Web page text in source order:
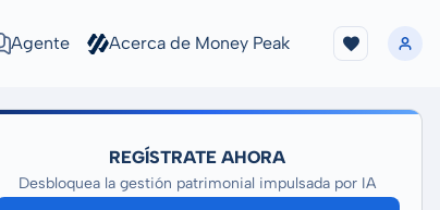
Agente Acerca de Money Peak
REGÍSTRATE AHORA
Desbloquea la gestión patrimonial impulsada por IA